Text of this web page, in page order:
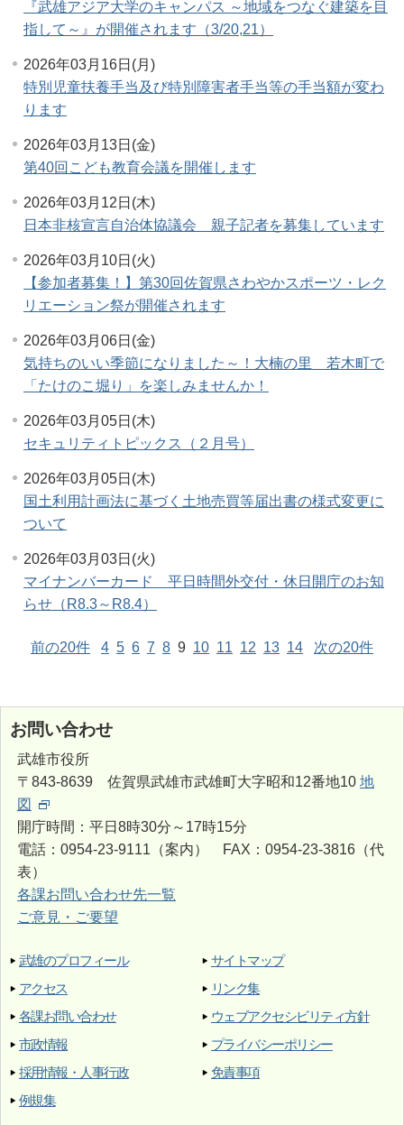
『武雄アジア大学のキャンパス ～地域をつなぐ建築を目
指して～』が開催されます（3/20,21）
2026年03月16日(月)
特別児童扶養手当及び特別障害者手当等の手当額が変わ
ります
2026年03月13日(金)
第40回こども教育会議を開催します
2026年03月12日(木)
日本非核宣言自治体協議会 親子記者を募集しています
2026年03月10日(火)
【参加者募集！】第30回佐賀県さわやかスポーツ・レク
リエーション祭が開催されます
2026年03月06日(金)
気持ちのいい季節になりました～！大楠の里 若木町で
「たけのこ堀り」を楽しみませんか！
2026年03月05日(木)
セキュリティトピックス（２月号）
2026年03月05日(木)
国土利用計画法に基づく土地売買等届出書の様式変更に
ついて
2026年03月03日(火)
マイナンバーカード 平日時間外交付・休日開庁のお知
らせ（R8.3～R8.4）
前の20件 4 5 6 7 8 9 10 11 12 13 14 次の20件
お問い合わせ
武雄市役所
〒843-8639 佐賀県武雄市武雄町大字昭和12番地10 地
図
開庁時間：平日8時30分～17時15分
電話：0954-23-9111（案内） FAX：0954-23-3816（代
表）
各課お問い合わせ先一覧
ご意見・ご要望
武雄のプロフィール
アクセス
各課お問い合わせ
市政情報
採用情報・人事行政
例規集
サイトマップ
リンク集
ウェブアクセシビリティ方針
プライバシーポリシー
免責事項